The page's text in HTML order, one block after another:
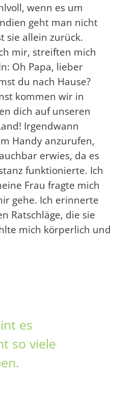
wenn es um
geht man nicht
sie allein zurück.
mir, streiften mich
Oh Papa, lieber
du nach Hause?
kommen wir in
dich auf unseren
Irgendwann
Handy anzurufen,
erwies, da es
funktionierte. Ich
Frau fragte mich
gehe. Ich erinnerte
Ratschläge, die sie
mich körperlich und
es
so viele